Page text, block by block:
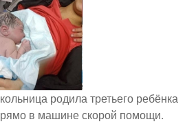
родила третьего ребёнка
в машине скорой помощи.